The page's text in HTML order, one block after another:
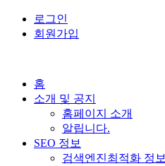
로그인
회원가입
홈
소개 및 공지
홈페이지 소개
알립니다.
SEO 정보
검색엔진최적화 정보